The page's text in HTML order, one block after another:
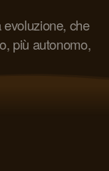
che
più autonomo,